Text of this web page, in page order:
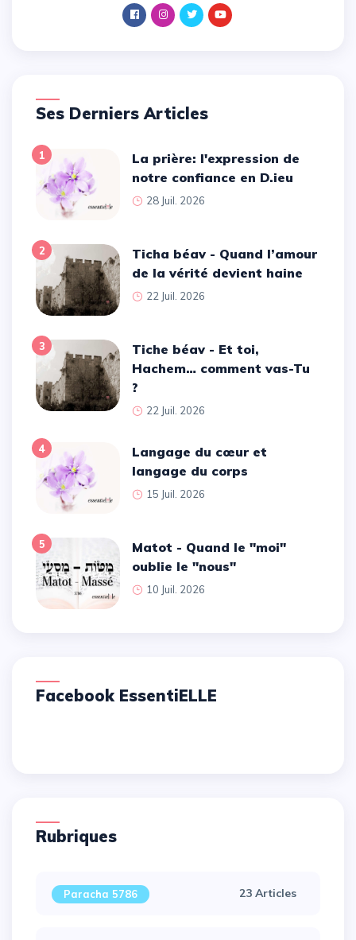
Ses Derniers Articles
1
La prière: l'expression de
notre confiance en D.ieu
28 Juil. 2026
2
Ticha béav - Quand l’amour
de la vérité devient haine
22 Juil. 2026
3
Tiche béav - Et toi,
Hachem… comment vas-Tu
?
22 Juil. 2026
4
Langage du cœur et
langage du corps
15 Juil. 2026
5
Matot - Quand le ''moi''
oublie le ''nous''
10 Juil. 2026
Facebook EssentiELLE
Rubriques
Paracha 5786 23 Articles